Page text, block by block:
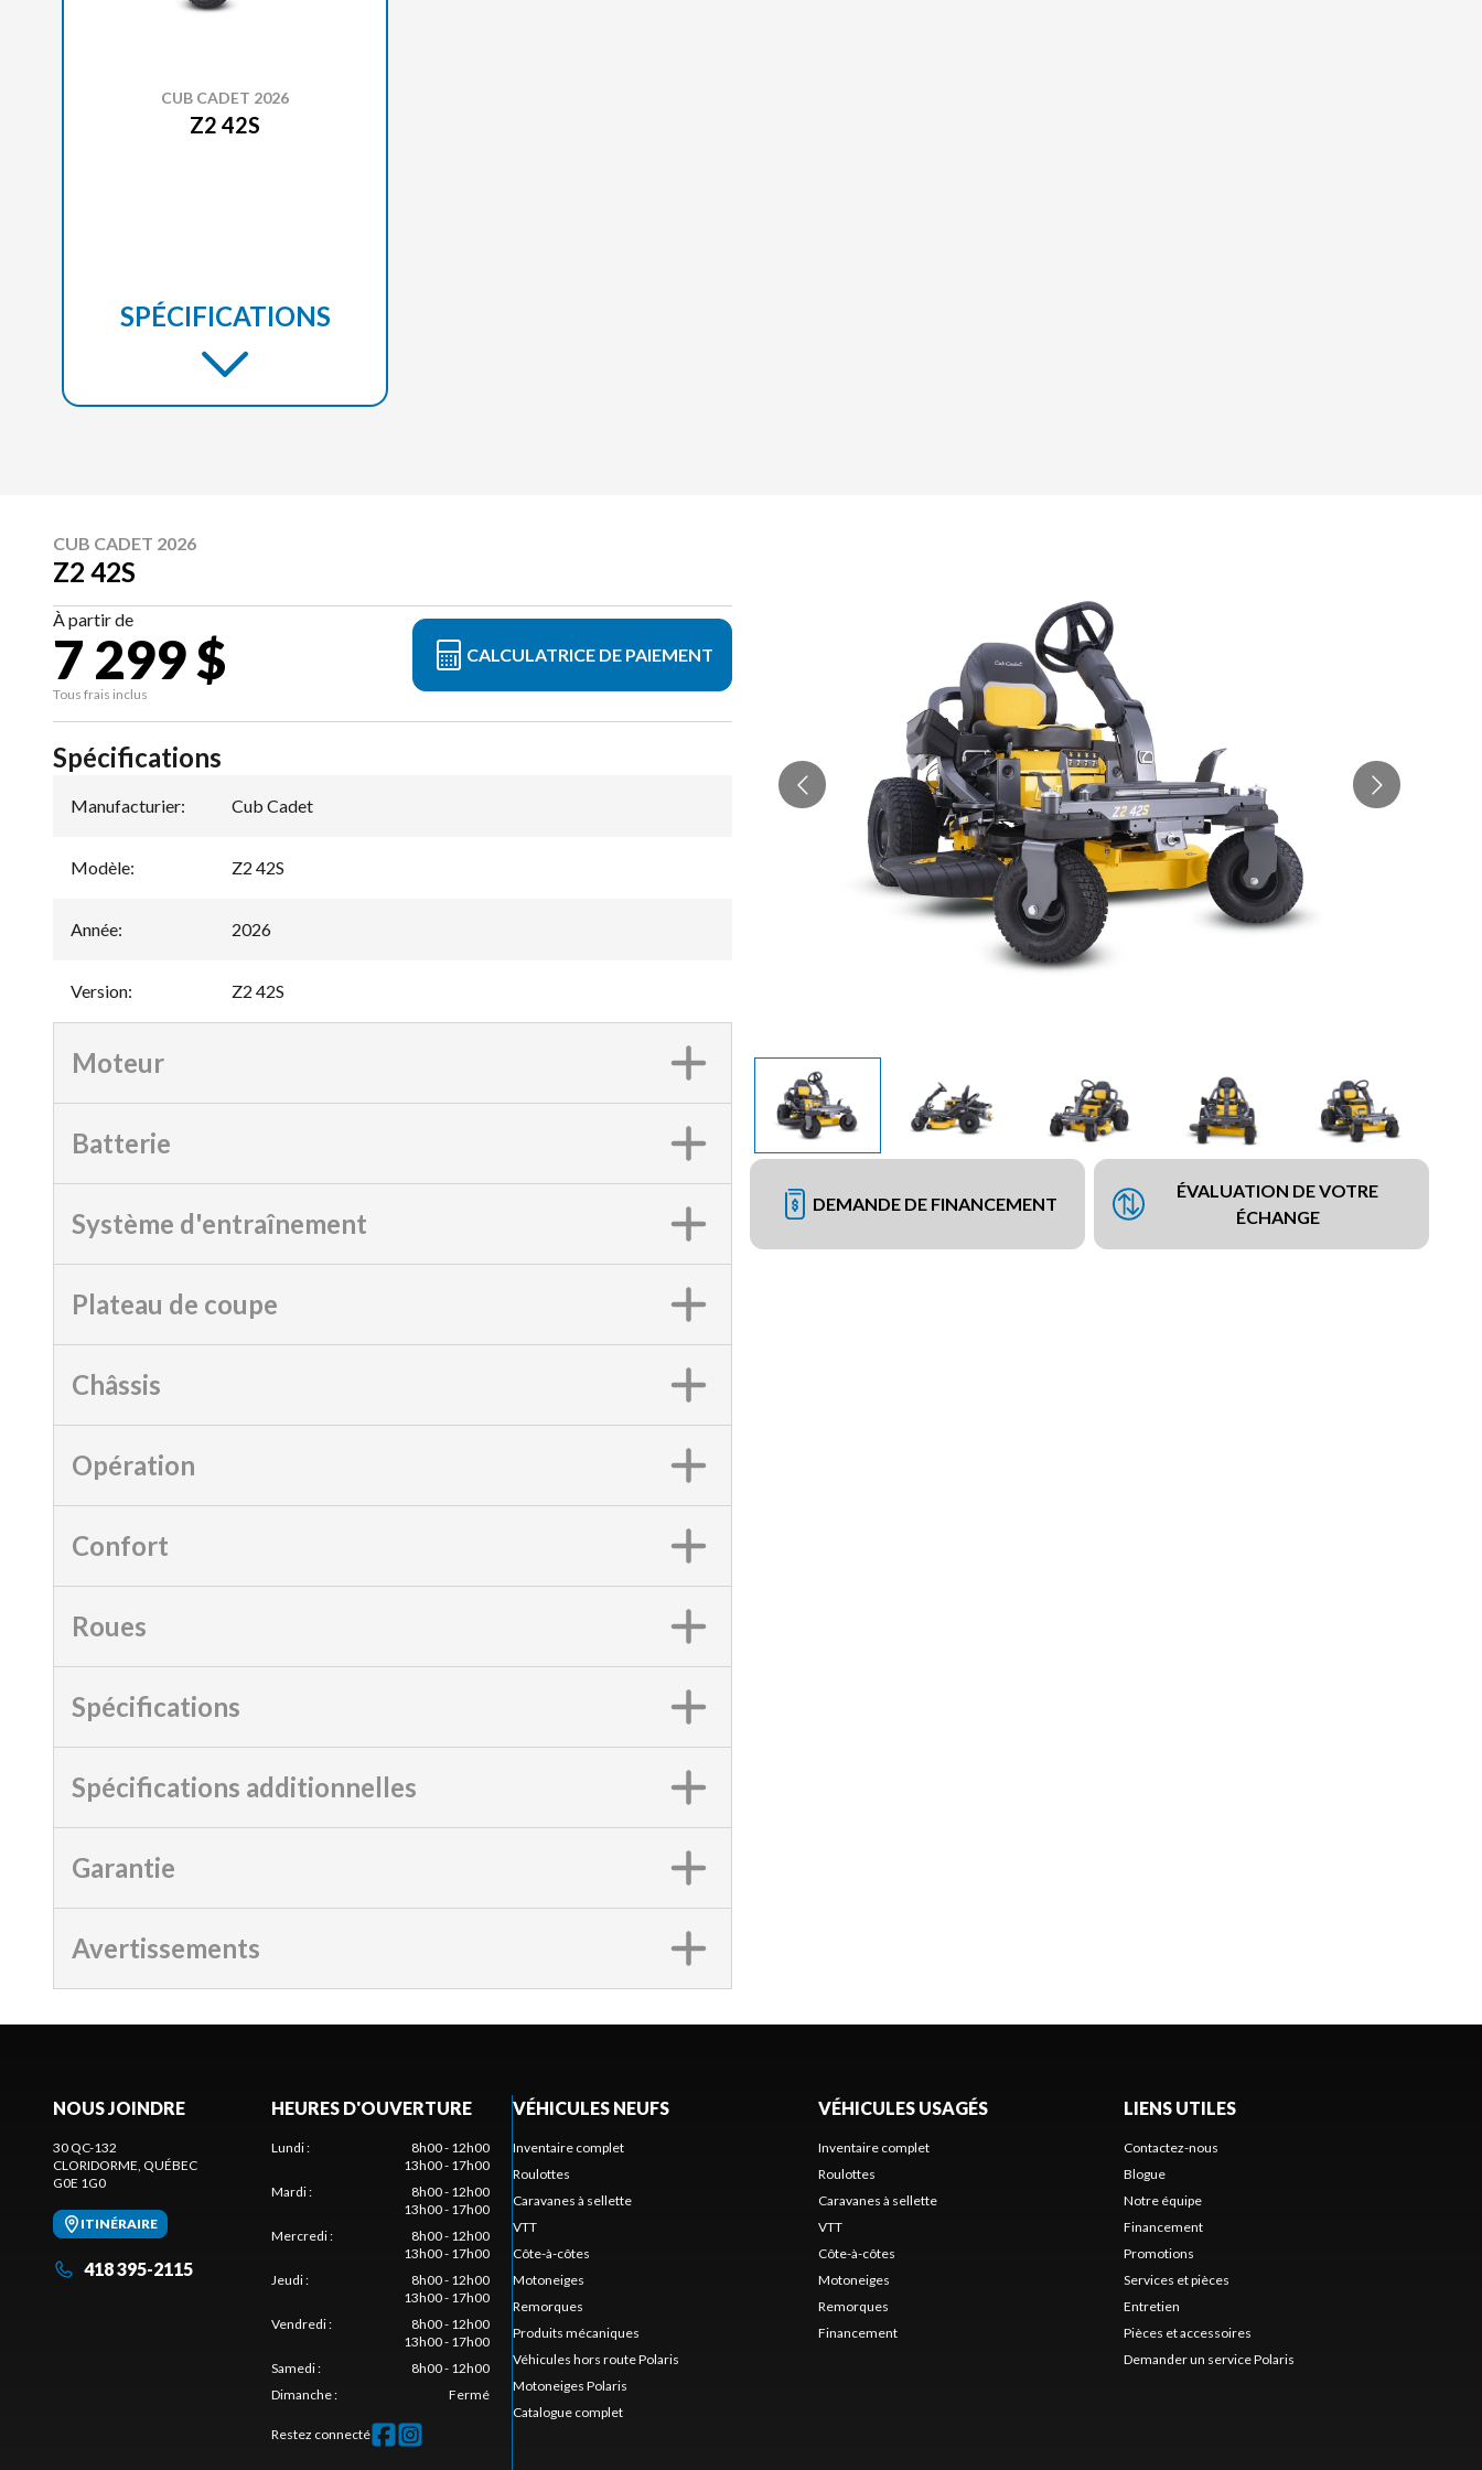
CUB CADET 2026
Z2 42S
SPÉCIFICATIONS
CUB CADET 2026
Z2 42S
À partir de
7 299 $
Tous frais inclus
CALCULATRICE DE PAIEMENT
DEMANDE DE FINANCEMENT
ÉVALUATION DE VOTRE
ÉCHANGE
Spécifications
Manufacturier: Cub Cadet
Modèle: Z2 42S
Année: 2026
Version: Z2 42S
Moteur
Batterie
Système d'entraînement
Plateau de coupe
Châssis
Opération
Confort
Roues
Spécifications
Spécifications additionnelles
Garantie
Avertissements
NOUS JOINDRE
30 QC-132
CLORIDORME , QUÉBEC
G0E 1G0
ITINÉRAIRE
418 395-2115
HEURES D'OUVERTURE
Lundi:
8h00 - 12h00
13h00 - 17h00
Mardi:
8h00 - 12h00
13h00 - 17h00
Mercredi:
8h00 - 12h00
13h00 - 17h00
Jeudi:
8h00 - 12h00
13h00 - 17h00
Vendredi:
8h00 - 12h00
13h00 - 17h00
Samedi:
8h00 - 12h00
Dimanche: Fermé
Restez connecté
VÉHICULES NEUFS
Inventaire complet
Roulottes
Caravanes à sellette
VTT
Côte-à-côtes
Motoneiges
Remorques
Produits mécaniques
Véhicules hors route Polaris
Motoneiges Polaris
Catalogue complet
VÉHICULES USAGÉS
Inventaire complet
Roulottes
Caravanes à sellette
VTT
Côte-à-côtes
Motoneiges
Remorques
Financement
LIENS UTILES
Contactez-nous
Blogue
Notre équipe
Financement
Promotions
Services et pièces
Entretien
Pièces et accessoires
Demander un service Polaris